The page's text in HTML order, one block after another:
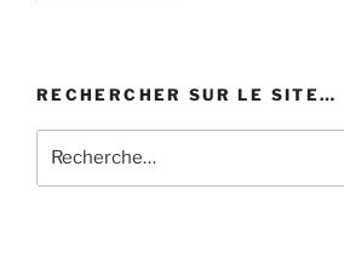
RECHERCHER SUR LE SITE…
pour